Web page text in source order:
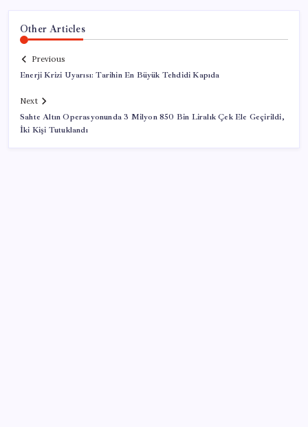
Other Articles
Previous
Enerji Krizi Uyarısı: Tarihin En Büyük Tehdidi Kapıda
Next
Sahte Altın Operasyonunda 3 Milyon 850 Bin Liralık Çek Ele Geçirildi,
İki Kişi Tutuklandı